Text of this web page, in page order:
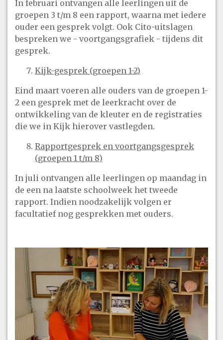
In februari ontvangen alle leerlingen uit de
groepen 3 t/m 8 een rapport, waarna met iedere
ouder een gesprek volgt. Ook Cito-uitslagen
bespreken we - voortgangsgrafiek - tijdens dit
gesprek.
Kijk-gesprek (groepen 1-2)
Eind maart voeren alle ouders van de groepen 1-
2 een gesprek met de leerkracht over de
ontwikkeling van de kleuter en de registraties
die we in Kijk hierover vastlegden.
Rapportgesprek en voortgangsgesprek
(groepen 1 t/m 8)
In juli ontvangen alle leerlingen op maandag in
de een na laatste schoolweek het tweede
rapport. Indien noodzakelijk volgen er
facultatief nog gesprekken met ouders.